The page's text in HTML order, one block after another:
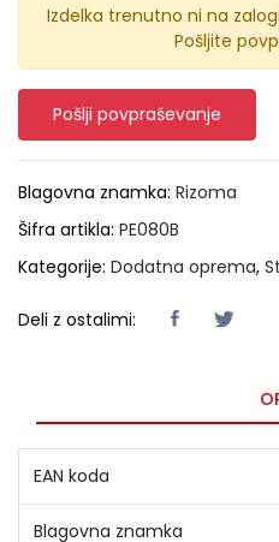
Izdelka trenutno ni na
Pošljite
Pošlji povpraševanje
Blagovna znamka: Rizoma
Šifra artikla: PE080B
Kategorije: Dodatna oprema,
Deli z ostalimi:
EAN koda
Blagovna znamka